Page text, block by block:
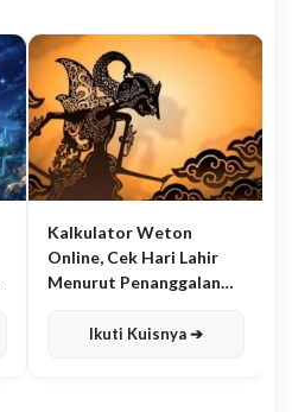
Kalkulator Weton
Online, Cek Hari Lahir
Menurut Penanggalan
Ikuti Kuisnya ➔